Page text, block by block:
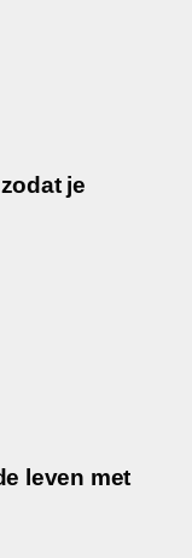
je
leven met